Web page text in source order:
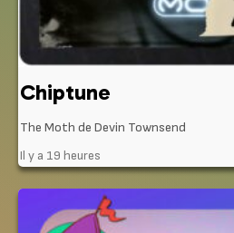
Chiptune
The Moth de Devin Townsend
Il y a 19 heures